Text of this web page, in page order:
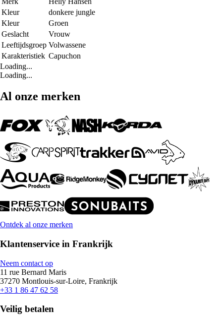
Kleur
donkere jungle
Kleur
Groen
Geslacht
Vrouw
Leeftijdsgroep Volwassene
Karakteristiek Capuchon
Loading...
Loading...
Al onze merken
Ontdek al onze merken
Klantenservice in Frankrijk
Neem contact op
11 rue Bernard Maris
37270 Montlouis-sur-Loire, Frankrijk
+33 1 86 47 62 58
Veilig betalen